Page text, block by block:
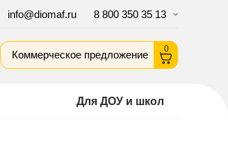
info@diomaf.ru 8 800 350 35 13
Коммерческое предложение
0
Для ДОУ и школ